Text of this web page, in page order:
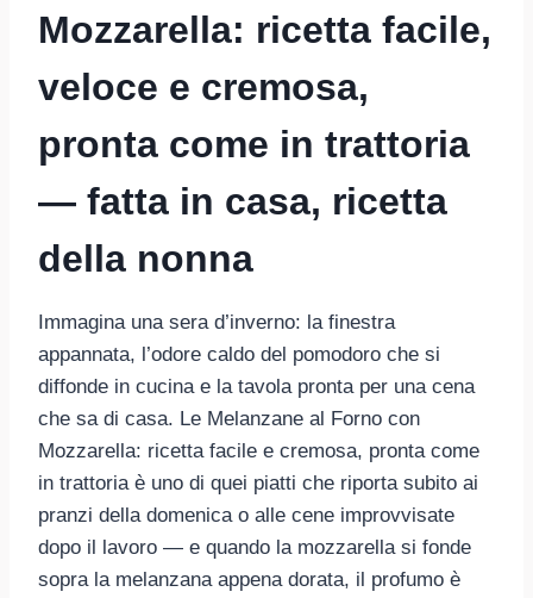
Mozzarella: ricetta facile,
veloce e cremosa,
pronta come in trattoria
— fatta in casa, ricetta
della nonna
Immagina una sera d’inverno: la finestra
appannata, l’odore caldo del pomodoro che si
diffonde in cucina e la tavola pronta per una cena
che sa di casa. Le Melanzane al Forno con
Mozzarella: ricetta facile e cremosa, pronta come
in trattoria è uno di quei piatti che riporta subito ai
pranzi della domenica o alle cene improvvisate
dopo il lavoro — e quando la mozzarella si fonde
sopra la melanzana appena dorata, il profumo è